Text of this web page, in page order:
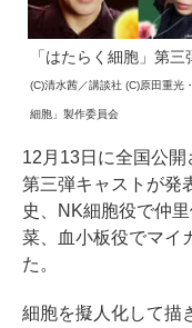
「はたらく細胞」第
(C)清水茜／講談社 (C)原田重光
細胞」製作委員会
12月13日に全国公
第三弾キャストが発
史、NK細胞役で仲
菜、血小板役でマイ
た。
細胞を擬人化して描